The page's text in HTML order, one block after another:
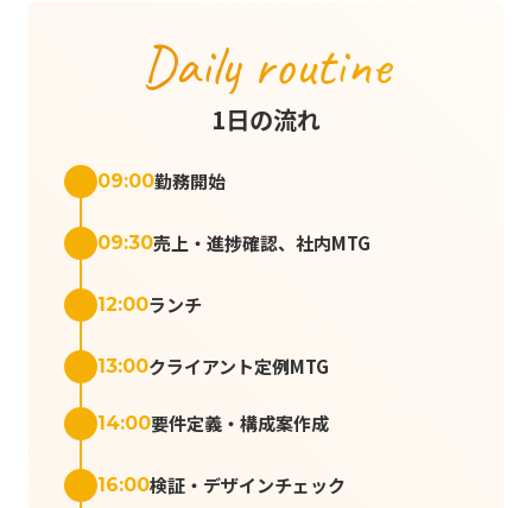
Daily routine
1日の流れ
09:00勤務開始
09:30売上・進捗確認、社内MTG
12:00ランチ
13:00クライアント定例MTG
14:00要件定義・構成案作成
16:00検証・デザインチェック